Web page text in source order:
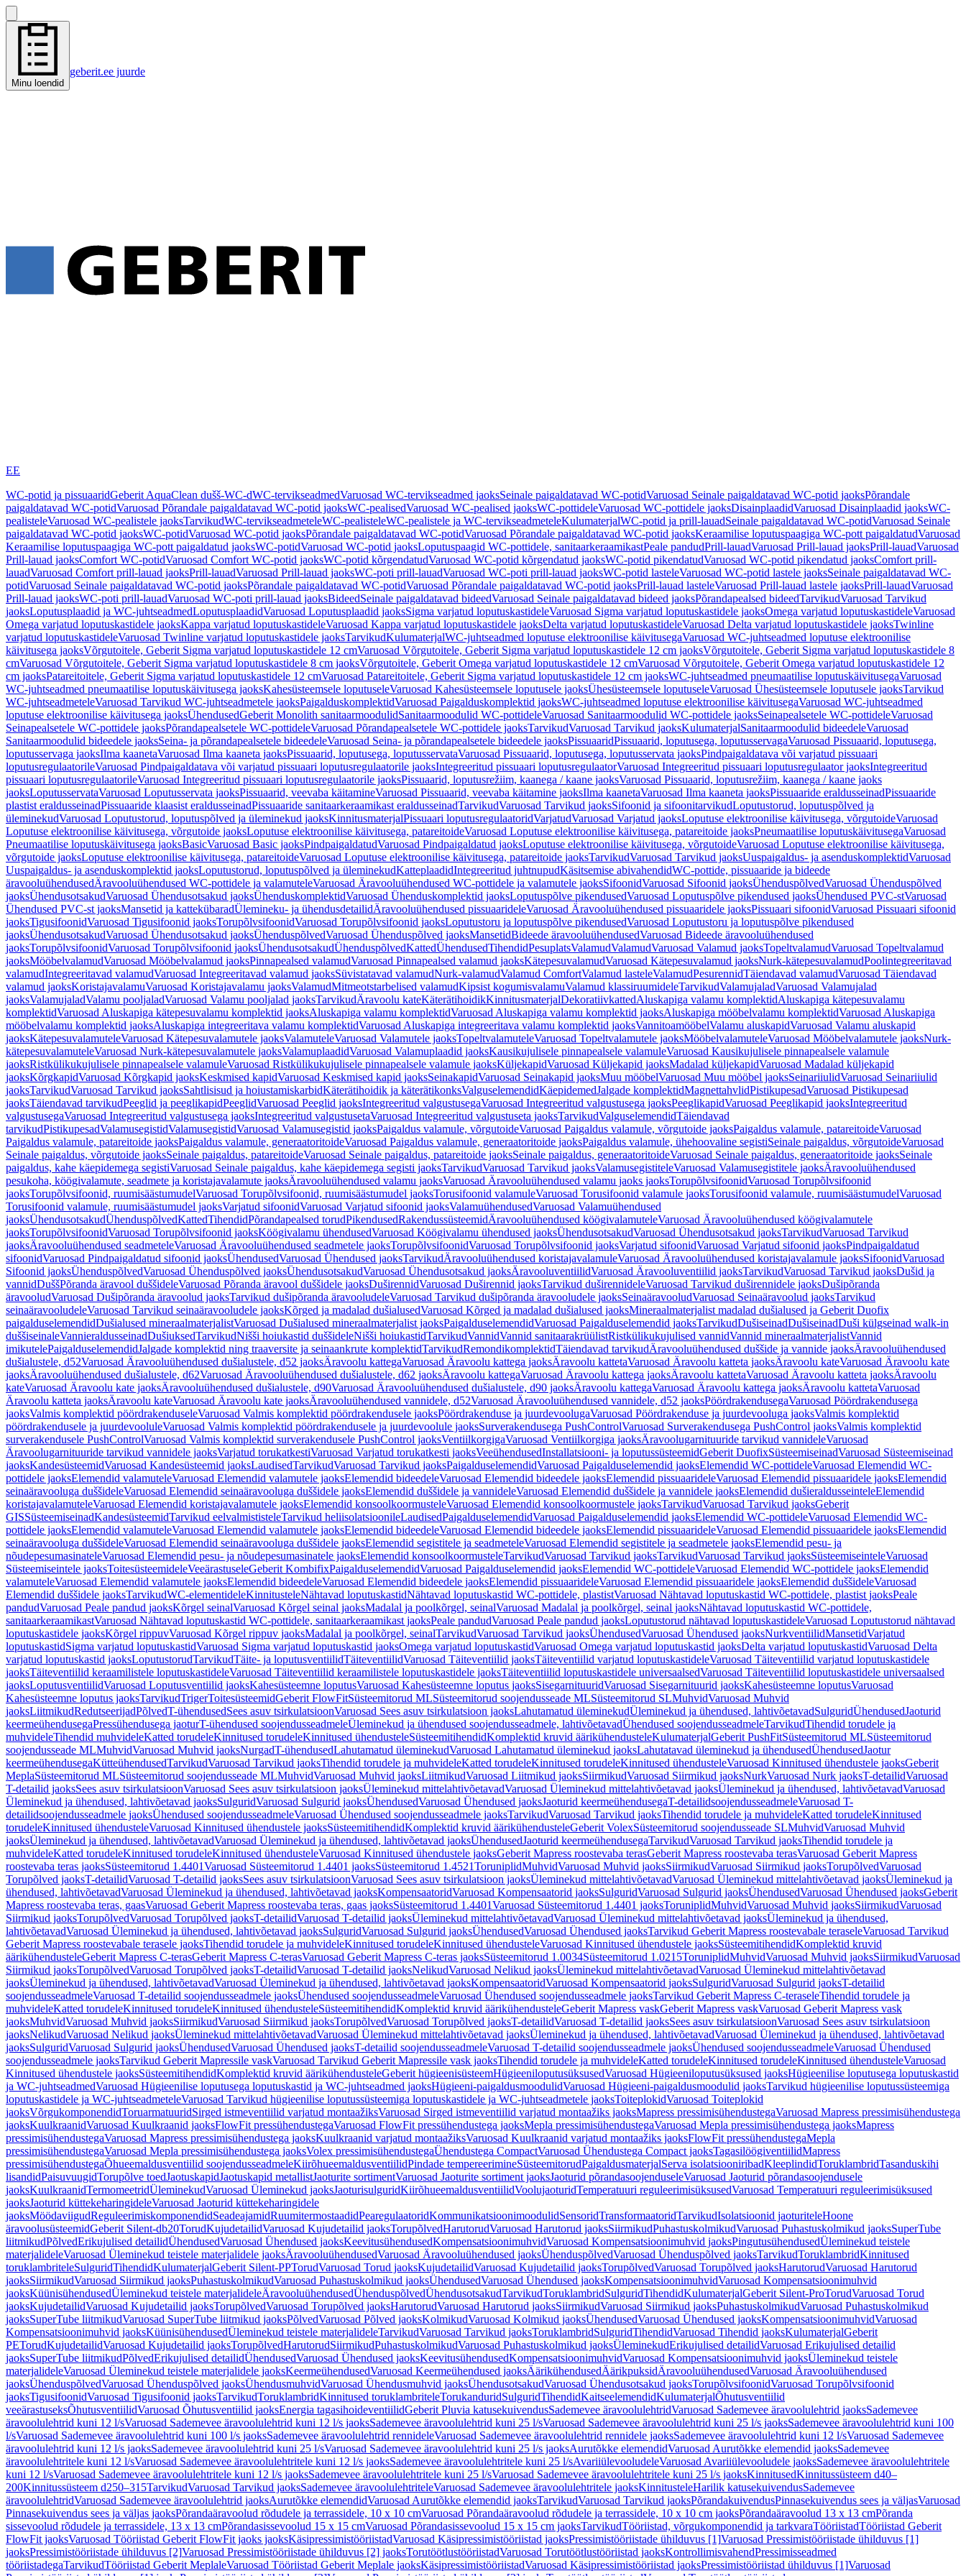
Minu loendid
geberit.ee juurde
EE
WC-potid ja pissuaaridGeberit AquaClean dušš-WC-dWC-tervikseadmedVaruosad WC-tervikseadmed jaoksSeinale paigaldatavad WC-potidVaruosad Seinale paigaldatavad WC-potid jaoksPõrandale
paigaldatavad WC-potidVaruosad Põrandale paigaldatavad WC-potid jaoksWC-pealisedVaruosad WC-pealised jaoksWC-pottideleVaruosad WC-pottidele jaoksDisainplaadidVaruosad Disainplaadid jaoksWC-
pealisteleVaruosad WC-pealistele jaoksTarvikudWC-tervikseadmeteleWC-pealisteleWC-pealistele ja WC-tervikseadmeteleKulumaterjalWC-potid ja prill-lauadSeinale paigaldatavad WC-potidVaruosad Seinale
paigaldatavad WC-potid jaoksWC-potidVaruosad WC-potid jaoksPõrandale paigaldatavad WC-potidVaruosad Põrandale paigaldatavad WC-potid jaoksKeraamilise loputuspaagiga WC-pott paigaldatudVaruosad
Keraamilise loputuspaagiga WC-pott paigaldatud jaoksWC-potidVaruosad WC-potid jaoksLoputuspaagid WC-pottidele, sanitaarkeraamikastPeale pandudPrill-lauadVaruosad Prill-lauad jaoksPrill-lauadVaruosad
Prill-lauad jaoksComfort WC-potidVaruosad Comfort WC-potid jaoksWC-potid kõrgendatudVaruosad WC-potid kõrgendatud jaoksWC-potid pikendatudVaruosad WC-potid pikendatud jaoksComfort prill-
lauadVaruosad Comfort prill-lauad jaoksPrill-lauadVaruosad Prill-lauad jaoksWC-poti prill-lauadVaruosad WC-poti prill-lauad jaoksWC-potid lasteleVaruosad WC-potid lastele jaoksSeinale paigaldatavad WC-
potidVaruosad Seinale paigaldatavad WC-potid jaoksPõrandale paigaldatavad WC-potidVaruosad Põrandale paigaldatavad WC-potid jaoksPrill-lauad lasteleVaruosad Prill-lauad lastele jaoksPrill-lauadVaruosad
Prill-lauad jaoksWC-poti prill-lauadVaruosad WC-poti prill-lauad jaoksBideedSeinale paigaldatavad bideedVaruosad Seinale paigaldatavad bideed jaoksPõrandapealsed bideedTarvikudVaruosad Tarvikud
jaoksLoputusplaadid ja WC-juhtseadmedLoputusplaadidVaruosad Loputusplaadid jaoksSigma varjatud loputuskastideleVaruosad Sigma varjatud loputuskastidele jaoksOmega varjatud loputuskastideleVaruosad
Omega varjatud loputuskastidele jaoksKappa varjatud loputuskastideleVaruosad Kappa varjatud loputuskastidele jaoksDelta varjatud loputuskastideleVaruosad Delta varjatud loputuskastidele jaoksTwinline
varjatud loputuskastideleVaruosad Twinline varjatud loputuskastidele jaoksTarvikudKulumaterjalWC-juhtseadmed loputuse elektroonilise käivitusegaVaruosad WC-juhtseadmed loputuse elektroonilise
käivitusega jaoksVõrgutoitele, Geberit Sigma varjatud loputuskastidele 12 cmVaruosad Võrgutoitele, Geberit Sigma varjatud loputuskastidele 12 cm jaoksVõrgutoitele, Geberit Sigma varjatud loputuskastidele 8
cmVaruosad Võrgutoitele, Geberit Sigma varjatud loputuskastidele 8 cm jaoksVõrgutoitele, Geberit Omega varjatud loputuskastidele 12 cmVaruosad Võrgutoitele, Geberit Omega varjatud loputuskastidele 12
cm jaoksPatareitoitele, Geberit Sigma varjatud loputuskastidele 12 cmVaruosad Patareitoitele, Geberit Sigma varjatud loputuskastidele 12 cm jaoksWC-juhtseadmed pneumaatilise loputuskäivitusegaVaruosad
WC-juhtseadmed pneumaatilise loputuskäivitusega jaoksKahesüsteemsele loputuseleVaruosad Kahesüsteemsele loputusele jaoksÜhesüsteemsele loputuseleVaruosad Ühesüsteemsele loputusele jaoksTarvikud
WC-juhtseadmeteleVaruosad Tarvikud WC-juhtseadmetele jaoksPaigalduskomplektidVaruosad Paigalduskomplektid jaoksWC-juhtseadmed loputuse elektroonilise käivitusegaVaruosad WC-juhtseadmed
loputuse elektroonilise käivitusega jaoksÜhendusedGeberit Monolith sanitaarmoodulidSanitaarmoodulid WC-pottideleVaruosad Sanitaarmoodulid WC-pottidele jaoksSeinapealsetele WC-pottideleVaruosad
Seinapealsetele WC-pottidele jaoksPõrandapealsetele WC-pottideleVaruosad Põrandapealsetele WC-pottidele jaoksTarvikudVaruosad Tarvikud jaoksKulumaterjalSanitaarmoodulid bideedeleVaruosad
Sanitaarmoodulid bideedele jaoksSeina- ja põrandapealsetele bideedeleVaruosad Seina- ja põrandapealsetele bideedele jaoksPissuaaridPissuaarid, loputusega, loputusservagaVaruosad Pissuaarid, loputusega,
loputusservaga jaoksIlma kaanetaVaruosad Ilma kaaneta jaoksPissuaarid, loputusega, loputusservataVaruosad Pissuaarid, loputusega, loputusservata jaoksPindpaigaldatava või varjatud pissuaari
loputusregulaatorileVaruosad Pindpaigaldatava või varjatud pissuaari loputusregulaatorile jaoksIntegreeritud pissuaari loputusregulaatorVaruosad Integreeritud pissuaari loputusregulaator jaoksIntegreeritud
pissuaari loputusregulaatorileVaruosad Integreeritud pissuaari loputusregulaatorile jaoksPissuaarid, loputusrežiim, kaanega / kaane jaoksVaruosad Pissuaarid, loputusrežiim, kaanega / kaane jaoks
jaoksLoputusservataVaruosad Loputusservata jaoksPissuaarid, veevaba käitamineVaruosad Pissuaarid, veevaba käitamine jaoksIlma kaanetaVaruosad Ilma kaaneta jaoksPissuaaride eraldusseinadPissuaaride
plastist eraldusseinadPissuaaride klaasist eraldusseinadPissuaaride sanitaarkeraamikast eraldusseinadTarvikudVaruosad Tarvikud jaoksSifoonid ja sifoonitarvikudLoputustorud, loputuspõlved ja
üleminekudVaruosad Loputustorud, loputuspõlved ja üleminekud jaoksKinnitusmaterjalPissuaari loputusregulaatoridVarjatudVaruosad Varjatud jaoksLoputuse elektroonilise käivitusega, võrgutoideVaruosad
Loputuse elektroonilise käivitusega, võrgutoide jaoksLoputuse elektroonilise käivitusega, patareitoideVaruosad Loputuse elektroonilise käivitusega, patareitoide jaoksPneumaatilise loputuskäivitusegaVaruosad
Pneumaatilise loputuskäivitusega jaoksBasicVaruosad Basic jaoksPindpaigaldatudVaruosad Pindpaigaldatud jaoksLoputuse elektroonilise käivitusega, võrgutoideVaruosad Loputuse elektroonilise käivitusega,
võrgutoide jaoksLoputuse elektroonilise käivitusega, patareitoideVaruosad Loputuse elektroonilise käivitusega, patareitoide jaoksTarvikudVaruosad Tarvikud jaoksUuspaigaldus- ja asenduskomplektidVaruosad
Uuspaigaldus- ja asenduskomplektid jaoksLoputustorud, loputuspõlved ja üleminekudKatteplaadidIntegreeritud juhtnupudKäsitsemise abivahendidWC-pottide, pissuaaride ja bideede
äravooluühendusedÄravooluühendused WC-pottidele ja valamuteleVaruosad Äravooluühendused WC-pottidele ja valamutele jaoksSifoonidVaruosad Sifoonid jaoksÜhenduspõlvedVaruosad Ühenduspõlved
jaoksÜhendusotsakudVaruosad Ühendusotsakud jaoksÜhenduskomplektidVaruosad Ühenduskomplektid jaoksLoputuspõlve pikendusedVaruosad Loputuspõlve pikendused jaoksÜhendused PVC-stVaruosad
Ühendused PVC-st jaoksMansetid ja kattekübaradÜlemineku- ja ühendusdetailidÄravooluühendused pissuaarideleVaruosad Äravooluühendused pissuaaridele jaoksPissuaari sifoonidVaruosad Pissuaari sifoonid
jaoksTigusifoonidVaruosad Tigusifoonid jaoksTorupõlvsifoonidVaruosad Torupõlvsifoonid jaoksLoputustoru ja loputuspõlve pikendusedVaruosad Loputustoru ja loputuspõlve pikendused
jaoksÜhendusotsakudVaruosad Ühendusotsakud jaoksÜhenduspõlvedVaruosad Ühenduspõlved jaoksMansetidBideede äravooluühendusedVaruosad Bideede äravooluühendused
jaoksTorupõlvsifoonidVaruosad Torupõlvsifoonid jaoksÜhendusotsakudÜhenduspõlvedKattedÜhendusedTihendidPesuplatsValamudValamudVaruosad Valamud jaoksTopeltvalamudVaruosad Topeltvalamud
jaoksMööbelvalamudVaruosad Mööbelvalamud jaoksPinnapealsed valamudVaruosad Pinnapealsed valamud jaoksKätepesuvalamudVaruosad Kätepesuvalamud jaoksNurk-kätepesuvalamudPoolintegreeritavad
valamudIntegreeritavad valamudVaruosad Integreeritavad valamud jaoksSüvistatavad valamudNurk-valamudValamud ComfortValamud lasteleValamudPesurennidTäiendavad valamudVaruosad Täiendavad
valamud jaoksKoristajavalamuVaruosad Koristajavalamu jaoksValamudMitmeotstarbelised valamudKipsist kogumisvalamuValamud klassiruumideleTarvikudValamujaladVaruosad Valamujalad
jaoksValamujaladValamu pooljaladVaruosad Valamu pooljalad jaoksTarvikudÄravoolu kateKäterätihoidikKinnitusmaterjalDekoratiivkattedAluskapiga valamu komplektidAluskapiga kätepesuvalamu
komplektidVaruosad Aluskapiga kätepesuvalamu komplektid jaoksAluskapiga valamu komplektidVaruosad Aluskapiga valamu komplektid jaoksAluskapiga mööbelvalamu komplektidVaruosad Aluskapiga
mööbelvalamu komplektid jaoksAluskapiga integreeritava valamu komplektidVaruosad Aluskapiga integreeritava valamu komplektid jaoksVannitoamööbelValamu aluskapidVaruosad Valamu aluskapid
jaoksKätepesuvalamuteleVaruosad Kätepesuvalamutele jaoksValamuteleVaruosad Valamutele jaoksTopeltvalamuteleVaruosad Topeltvalamutele jaoksMööbelvalamuteleVaruosad Mööbelvalamutele jaoksNurk-
kätepesuvalamuteleVaruosad Nurk-kätepesuvalamutele jaoksValamuplaadidVaruosad Valamuplaadid jaoksKausikujulisele pinnapealsele valamuleVaruosad Kausikujulisele pinnapealsele valamule
jaoksRistkülikukujulisele pinnapealsele valamuleVaruosad Ristkülikukujulisele pinnapealsele valamule jaoksKüljekapidVaruosad Küljekapid jaoksMadalad küljekapidVaruosad Madalad küljekapid
jaoksKõrgkapidVaruosad Kõrgkapid jaoksKeskmised kapidVaruosad Keskmised kapid jaoksSeinakapidVaruosad Seinakapid jaoksMuu mööbelVaruosad Muu mööbel jaoksSeinariiulidVaruosad Seinariiulid
jaoksTarvikudVaruosad Tarvikud jaoksSahtlisisud ja hoiustamiskarbidKäterätihoidik ja käterätikonksValguselemendidKäepidemedJalgade komplektidMagnettahvlidPistikupesadVaruosad Pistikupesad
jaoksTäiendavad tarvikudPeeglid ja peeglikapidPeeglidVaruosad Peeglid jaoksIntegreeritud valgustusegaVaruosad Integreeritud valgustusega jaoksPeeglikapidVaruosad Peeglikapid jaoksIntegreeritud
valgustusegaVaruosad Integreeritud valgustusega jaoksIntegreeritud valgustusetaVaruosad Integreeritud valgustuseta jaoksTarvikudValguselemendidTäiendavad
tarvikudPistikupesadValamusegistidValamusegistidVaruosad Valamusegistid jaoksPaigaldus valamule, võrgutoideVaruosad Paigaldus valamule, võrgutoide jaoksPaigaldus valamule, patareitoideVaruosad
Paigaldus valamule, patareitoide jaoksPaigaldus valamule, generaatoritoideVaruosad Paigaldus valamule, generaatoritoide jaoksPaigaldus valamule, ühehoovaline segistiSeinale paigaldus, võrgutoideVaruosad
Seinale paigaldus, võrgutoide jaoksSeinale paigaldus, patareitoideVaruosad Seinale paigaldus, patareitoide jaoksSeinale paigaldus, generaatoritoideVaruosad Seinale paigaldus, generaatoritoide jaoksSeinale
paigaldus, kahe käepidemega segistiVaruosad Seinale paigaldus, kahe käepidemega segisti jaoksTarvikudVaruosad Tarvikud jaoksValamusegistiteleVaruosad Valamusegistitele jaoksÄravooluühendused
pesukoha, köögivalamute, seadmete ja koristajavalamute jaoksÄravooluühendused valamu jaoksVaruosad Äravooluühendused valamu jaoks jaoksTorupõlvsifoonidVaruosad Torupõlvsifoonid
jaoksTorupõlvsifoonid, ruumisäästumudelVaruosad Torupõlvsifoonid, ruumisäästumudel jaoksTorusifoonid valamuleVaruosad Torusifoonid valamule jaoksTorusifoonid valamule, ruumisäästumudelVaruosad
Torusifoonid valamule, ruumisäästumudel jaoksVarjatud sifoonidVaruosad Varjatud sifoonid jaoksValamuühendusedVaruosad Valamuühendused
jaoksÜhendusotsakudÜhenduspõlvedKattedTihendidPõrandapealsed torudPikendusedRakendussüsteemidÄravooluühendused köögivalamuteleVaruosad Äravooluühendused köögivalamutele
jaoksTorupõlvsifoonidVaruosad Torupõlvsifoonid jaoksKöögivalamu ühendusedVaruosad Köögivalamu ühendused jaoksÜhendusotsakudVaruosad Ühendusotsakud jaoksTarvikudVaruosad Tarvikud
jaoksÄravooluühendused seadmeteleVaruosad Äravooluühendused seadmetele jaoksTorupõlvsifoonidVaruosad Torupõlvsifoonid jaoksVarjatud sifoonidVaruosad Varjatud sifoonid jaoksPindpaigaldatud
sifoonidVaruosad Pindpaigaldatud sifoonid jaoksÜhendusedVaruosad Ühendused jaoksTarvikudÄravooluühendused koristajavalamuleVaruosad Äravooluühendused koristajavalamule jaoksSifoonidVaruosad
Sifoonid jaoksÜhenduspõlvedVaruosad Ühenduspõlved jaoksÜhendusotsakudVaruosad Ühendusotsakud jaoksÄravooluventiilidVaruosad Äravooluventiilid jaoksTarvikudVaruosad Tarvikud jaoksDušid ja
vannidDuššPõranda äravool duššideleVaruosad Põranda äravool duššidele jaoksDuširennidVaruosad Duširennid jaoksTarvikud duširennideleVaruosad Tarvikud duširennidele jaoksDušipõranda
äravooludVaruosad Dušipõranda äravoolud jaoksTarvikud dušipõranda äravooludeleVaruosad Tarvikud dušipõranda äravooludele jaoksSeinaäravooludVaruosad Seinaäravoolud jaoksTarvikud
seinaäravooludeleVaruosad Tarvikud seinaäravooludele jaoksKõrged ja madalad dušialusedVaruosad Kõrged ja madalad dušialused jaoksMineraalmaterjalist madalad dušialused ja Geberit Duofix
paigalduselemendidDušialused mineraalmaterjalistVaruosad Dušialused mineraalmaterjalist jaoksPaigalduselemendidVaruosad Paigalduselemendid jaoksTarvikudDušiseinadDušiseinadDuši külgseinad walk-in
duššiseinaleVannieraldusseinadDušiuksedTarvikudNišši hoiukastid duššideleNišši hoiukastidTarvikudVannidVannid sanitaarakrüülistRistkülikukujulised vannidVannid mineraalmaterjalistVannid
imikutelePaigalduselemendidJalgade komplektid ning traaversite ja seinaankrute komplektidTarvikudRemondikomplektidTäiendavad tarvikudÄravooluühendused duššide ja vannide jaoksÄravooluühendused
dušialustele, d52Varuosad Äravooluühendused dušialustele, d52 jaoksÄravoolu kattegaVaruosad Äravoolu kattega jaoksÄravoolu kattetaVaruosad Äravoolu katteta jaoksÄravoolu kateVaruosad Äravoolu kate
jaoksÄravooluühendused dušialustele, d62Varuosad Äravooluühendused dušialustele, d62 jaoksÄravoolu kattegaVaruosad Äravoolu kattega jaoksÄravoolu kattetaVaruosad Äravoolu katteta jaoksÄravoolu
kateVaruosad Äravoolu kate jaoksÄravooluühendused dušialustele, d90Varuosad Äravooluühendused dušialustele, d90 jaoksÄravoolu kattegaVaruosad Äravoolu kattega jaoksÄravoolu kattetaVaruosad
Äravoolu katteta jaoksÄravoolu kateVaruosad Äravoolu kate jaoksÄravooluühendused vannidele, d52Varuosad Äravooluühendused vannidele, d52 jaoksPöördrakendusegaVaruosad Pöördrakendusega
jaoksValmis komplektid pöördrakenduseleVaruosad Valmis komplektid pöördrakendusele jaoksPöördrakenduse ja juurdevoolugaVaruosad Pöördrakenduse ja juurdevooluga jaoksValmis komplektid
pöördrakendusele ja juurdevooluleVaruosad Valmis komplektid pöördrakendusele ja juurdevoolule jaoksSurverakendusega PushControlVaruosad Surverakendusega PushControl jaoksValmis komplektid
surverakendusele PushControlVaruosad Valmis komplektid surverakendusele PushControl jaoksVentiilkorgigaVaruosad Ventiilkorgiga jaoksÄravoolugarnituuride tarvikud vannideleVaruosad
Äravoolugarnituuride tarvikud vannidele jaoksVarjatud torukatkestiVaruosad Varjatud torukatkesti jaoksVeeühendusedInstallatsiooni- ja loputussüsteemidGeberit DuofixSüsteemiseinadVaruosad Süsteemiseinad
jaoksKandesüsteemidVaruosad Kandesüsteemid jaoksLaudisedTarvikudVaruosad Tarvikud jaoksPaigalduselemendidVaruosad Paigalduselemendid jaoksElemendid WC-pottideleVaruosad Elemendid WC-
pottidele jaoksElemendid valamuteleVaruosad Elemendid valamutele jaoksElemendid bideedeleVaruosad Elemendid bideedele jaoksElemendid pissuaarideleVaruosad Elemendid pissuaaridele jaoksElemendid
seinaäravooluga duššideleVaruosad Elemendid seinaäravooluga duššidele jaoksElemendid duššidele ja vannideleVaruosad Elemendid duššidele ja vannidele jaoksElemendid dušieraldusseinteleElemendid
koristajavalamuteleVaruosad Elemendid koristajavalamutele jaoksElemendid konsoolkoormusteleVaruosad Elemendid konsoolkoormustele jaoksTarvikudVaruosad Tarvikud jaoksGeberit
GISSüsteemiseinadKandesüsteemidTarvikud eelvalmististeleTarvikud heliisolatsioonileLaudisedPaigalduselemendidVaruosad Paigalduselemendid jaoksElemendid WC-pottideleVaruosad Elemendid WC-
pottidele jaoksElemendid valamuteleVaruosad Elemendid valamutele jaoksElemendid bideedeleVaruosad Elemendid bideedele jaoksElemendid pissuaarideleVaruosad Elemendid pissuaaridele jaoksElemendid
seinaäravooluga duššideleVaruosad Elemendid seinaäravooluga duššidele jaoksElemendid segistitele ja seadmeteleVaruosad Elemendid segistitele ja seadmetele jaoksElemendid pesu- ja
nõudepesumasinateleVaruosad Elemendid pesu- ja nõudepesumasinatele jaoksElemendid konsoolkoormusteleTarvikudVaruosad Tarvikud jaoksTarvikudVaruosad Tarvikud jaoksSüsteemiseinteleVaruosad
Süsteemiseintele jaoksToitesüsteemideleVeeärastuseleGeberit KombifixPaigalduselemendidVaruosad Paigalduselemendid jaoksElemendid WC-pottideleVaruosad Elemendid WC-pottidele jaoksElemendid
valamuteleVaruosad Elemendid valamutele jaoksElemendid bideedeleVaruosad Elemendid bideedele jaoksElemendid pissuaarideleVaruosad Elemendid pissuaaridele jaoksElemendid duššideleVaruosad
Elemendid duššidele jaoksTarvikudWC-elementideleKinnitusteleNähtavad loputuskastidNähtavad loputuskastid WC-pottidele, plastistVaruosad Nähtavad loputuskastid WC-pottidele, plastist jaoksPeale
pandudVaruosad Peale pandud jaoksKõrgel seinalVaruosad Kõrgel seinal jaoksMadalal ja poolkõrgel, seinalVaruosad Madalal ja poolkõrgel, seinal jaoksNähtavad loputuskastid WC-pottidele,
sanitaarkeraamikastVaruosad Nähtavad loputuskastid WC-pottidele, sanitaarkeraamikast jaoksPeale pandudVaruosad Peale pandud jaoksLoputustorud nähtavad loputuskastideleVaruosad Loputustorud nähtavad
loputuskastidele jaoksKõrgel rippuvVaruosad Kõrgel rippuv jaoksMadalal ja poolkõrgel, seinalTarvikudVaruosad Tarvikud jaoksÜhendusedVaruosad Ühendused jaoksNurkventiilidMansetidVarjatud
loputuskastidSigma varjatud loputuskastidVaruosad Sigma varjatud loputuskastid jaoksOmega varjatud loputuskastidVaruosad Omega varjatud loputuskastid jaoksDelta varjatud loputuskastidVaruosad Delta
varjatud loputuskastid jaoksLoputustorudTarvikudTäite- ja loputusventiilidTäiteventiilidVaruosad Täiteventiilid jaoksTäiteventiilid varjatud loputuskastideleVaruosad Täiteventiilid varjatud loputuskastidele
jaoksTäiteventiilid keraamilistele loputuskastideleVaruosad Täiteventiilid keraamilistele loputuskastidele jaoksTäiteventiilid loputuskastidele universaalsedVaruosad Täiteventiilid loputuskastidele universaalsed
jaoksLoputusventiilidVaruosad Loputusventiilid jaoksKahesüsteemne loputusVaruosad Kahesüsteemne loputus jaoksSisegarnituuridVaruosad Sisegarnituurid jaoksKahesüsteemne loputusVaruosad
Kahesüsteemne loputus jaoksTarvikudTrigerToitesüsteemidGeberit FlowFitSüsteemitorud MLSüsteemitorud soojendusseade MLSüsteemitorud SLMuhvidVaruosad Muhvid
jaoksLiitmikudRedutseerijadPõlvedT-ühendusedSees asuv tsirkulatsioonVaruosad Sees asuv tsirkulatsioon jaoksLahutamatud üleminekudÜleminekud ja ühendused, lahtivõetavadSulguridÜhendusedJaoturid
keermeühendusegaPressühendusega jaoturT-ühendused soojendusseadmeleÜleminekud ja ühendused soojendusseadmele, lahtivõetavadÜhendused soojendusseadmeleTarvikudTihendid torudele ja
muhvideleTihendid muhvideleKatted torudeleKinnitused torudeleKinnitused ühendusteleSüsteemitihendidKomplektid kruvid äärikühendusteleKulumaterjalGeberit PushFitSüsteemitorud MLSüsteemitorud
soojendusseade MLMuhvidVaruosad Muhvid jaoksNurgadT-ühendusedLahutamatud üleminekudVaruosad Lahutamatud üleminekud jaoksLahutatavad üleminekud ja ühendusedÜhendusedJaotur
keermeühendusegaKütteühendusedTarvikudVaruosad Tarvikud jaoksTihendid torudele ja muhvideleKatted torudeleKinnitused torudeleKinnitused ühendusteleVaruosad Kinnitused ühendustele jaoksGeberit
MeplaSüsteemitorud MLSüsteemitorud soojendusseade MLMuhvidVaruosad Muhvid jaoksLiitmikudVaruosad Liitmikud jaoksSiirmikudVaruosad Siirmikud jaoksNurkVaruosad Nurk jaoksT-detailidVaruosad
T-detailid jaoksSees asuv tsirkulatsioonVaruosad Sees asuv tsirkulatsioon jaoksÜleminekud mittelahtivõetavadVaruosad Üleminekud mittelahtivõetavad jaoksÜleminekud ja ühendused, lahtivõetavadVaruosad
Üleminekud ja ühendused, lahtivõetavad jaoksSulguridVaruosad Sulgurid jaoksÜhendusedVaruosad Ühendused jaoksJaoturid keermeühendusegaT-detailidsoojendusseadmeleVaruosad T-
detailidsoojendusseadmele jaoksÜhendused soojendusseadmeleVaruosad Ühendused soojendusseadmele jaoksTarvikudVaruosad Tarvikud jaoksTihendid torudele ja muhvideleKatted torudeleKinnitused
torudeleKinnitused ühendusteleVaruosad Kinnitused ühendustele jaoksSüsteemitihendidKomplektid kruvid äärikühendusteleGeberit VolexSüsteemitorud soojendusseade SLMuhvidVaruosad Muhvid
jaoksÜleminekud ja ühendused, lahtivõetavadVaruosad Üleminekud ja ühendused, lahtivõetavad jaoksÜhendusedJaoturid keermeühendusegaTarvikudVaruosad Tarvikud jaoksTihendid torudele ja
muhvideleKatted torudeleKinnitused torudeleKinnitused ühendusteleVaruosad Kinnitused ühendustele jaoksGeberit Mapress roostevaba terasGeberit Mapress roostevaba terasVaruosad Geberit Mapress
roostevaba teras jaoksSüsteemitorud 1.4401Varuosad Süsteemitorud 1.4401 jaoksSüsteemitorud 1.4521ToruniplidMuhvidVaruosad Muhvid jaoksSiirmikudVaruosad Siirmikud jaoksTorupõlvedVaruosad
Torupõlved jaoksT-detailidVaruosad T-detailid jaoksSees asuv tsirkulatsioonVaruosad Sees asuv tsirkulatsioon jaoksÜleminekud mittelahtivõetavadVaruosad Üleminekud mittelahtivõetavad jaoksÜleminekud ja
ühendused, lahtivõetavadVaruosad Üleminekud ja ühendused, lahtivõetavad jaoksKompensaatoridVaruosad Kompensaatorid jaoksSulguridVaruosad Sulgurid jaoksÜhendusedVaruosad Ühendused jaoksGeberit
Mapress roostevaba teras, gaasVaruosad Geberit Mapress roostevaba teras, gaas jaoksSüsteemitorud 1.4401Varuosad Süsteemitorud 1.4401 jaoksToruniplidMuhvidVaruosad Muhvid jaoksSiirmikudVaruosad
Siirmikud jaoksTorupõlvedVaruosad Torupõlved jaoksT-detailidVaruosad T-detailid jaoksÜleminekud mittelahtivõetavadVaruosad Üleminekud mittelahtivõetavad jaoksÜleminekud ja ühendused,
lahtivõetavadVaruosad Üleminekud ja ühendused, lahtivõetavad jaoksSulguridVaruosad Sulgurid jaoksÜhendusedVaruosad Ühendused jaoksTarvikud Geberit Mapress roostevabale teraseleVaruosad Tarvikud
Geberit Mapress roostevabale terasele jaoksTihendid torudele ja muhvideleKinnitused torudeleKinnitused ühendusteleVaruosad Kinnitused ühendustele jaoksSüsteemitihendidKomplektid kruvid
äärikühendusteleGeberit Mapress C-terasGeberit Mapress C-terasVaruosad Geberit Mapress C-teras jaoksSüsteemitorud 1.0034Süsteemitorud 1.0215ToruniplidMuhvidVaruosad Muhvid jaoksSiirmikudVaruosad
Siirmikud jaoksTorupõlvedVaruosad Torupõlved jaoksT-detailidVaruosad T-detailid jaoksNelikudVaruosad Nelikud jaoksÜleminekud mittelahtivõetavadVaruosad Üleminekud mittelahtivõetavad
jaoksÜleminekud ja ühendused, lahtivõetavadVaruosad Üleminekud ja ühendused, lahtivõetavad jaoksKompensaatoridVaruosad Kompensaatorid jaoksSulguridVaruosad Sulgurid jaoksT-detailid
soojendusseadmeleVaruosad T-detailid soojendusseadmele jaoksÜhendused soojendusseadmeleVaruosad Ühendused soojendusseadmele jaoksTarvikud Geberit Mapress C-teraseleTihendid torudele ja
muhvideleKatted torudeleKinnitused torudeleKinnitused ühendusteleSüsteemitihendidKomplektid kruvid äärikühendusteleGeberit Mapress vaskGeberit Mapress vaskVaruosad Geberit Mapress vask
jaoksMuhvidVaruosad Muhvid jaoksSiirmikudVaruosad Siirmikud jaoksTorupõlvedVaruosad Torupõlved jaoksT-detailidVaruosad T-detailid jaoksSees asuv tsirkulatsioonVaruosad Sees asuv tsirkulatsioon
jaoksNelikudVaruosad Nelikud jaoksÜleminekud mittelahtivõetavadVaruosad Üleminekud mittelahtivõetavad jaoksÜleminekud ja ühendused, lahtivõetavadVaruosad Üleminekud ja ühendused, lahtivõetavad
jaoksSulguridVaruosad Sulgurid jaoksÜhendusedVaruosad Ühendused jaoksT-detailid soojendusseadmeleVaruosad T-detailid soojendusseadmele jaoksÜhendused soojendusseadmeleVaruosad Ühendused
soojendusseadmele jaoksTarvikud Geberit Mapressile vaskVaruosad Tarvikud Geberit Mapressile vask jaoksTihendid torudele ja muhvideleKatted torudeleKinnitused torudeleKinnitused ühendusteleVaruosad
Kinnitused ühendustele jaoksSüsteemitihendidKomplektid kruvid äärikühendusteleGeberit hügieenisüsteemHügieeniloputusüksusedVaruosad Hügieeniloputusüksused jaoksHügieenilise loputusega loputuskastid
ja WC-juhtseadmedVaruosad Hügieenilise loputusega loputuskastid ja WC-juhtseadmed jaoksHügieeni-paigaldusmoodulidVaruosad Hügieeni-paigaldusmoodulid jaoksTarvikud hügieenilise loputussüsteemiga
loputuskastidele ja WC-juhtseadmeteleVaruosad Tarvikud hügieenilise loputussüsteemiga loputuskastidele ja WC-juhtseadmetele jaoksToiteplokidVaruosad Toiteplokid
jaoksVõrgukomponendidToruarmatuuridSirged istmeventiilid varjatud montaažiksVaruosad Sirged istmeventiilid varjatud montaažiks jaoksMapress pressimisühendustegaVaruosad Mapress pressimisühendustega
jaoksKuulkraanidVaruosad Kuulkraanid jaoksFlowFit pressühendustegaVaruosad FlowFit pressühendustega jaoksMepla pressimisühendustegaVaruosad Mepla pressimisühendustega jaoksMapress
pressimisühendustegaVaruosad Mapress pressimisühendustega jaoksKuulkraanid varjatud montaažiksVaruosad Kuulkraanid varjatud montaažiks jaoksFlowFit pressühendustegaMepla
pressimisühendustegaVaruosad Mepla pressimisühendustega jaoksVolex pressimisühendustegaÜhendustega CompactVaruosad Ühendustega Compact jaoksTagasilöögiventiilidMapress
pressimisühendustegaÕhueemaldusventiilid soojendusseadmeleKiirõhueemaldusventiilidPindade tempereerimineSüsteemitorudPaigaldusmaterjalServa isolatsiooniribadKleeplindidToruklambridTasanduskihi
lisandidPaisuvuugidTorupõlve toedJaotuskapidJaotuskapid metallistJaoturite sortimentVaruosad Jaoturite sortiment jaoksJaoturid põrandasoojenduseleVaruosad Jaoturid põrandasoojendusele
jaoksKuulkraanidTermomeetridÜleminekudVaruosad Üleminekud jaoksJaoturisulguridKiirõhueemaldusventiilidVoolujaoturidTemperatuuri reguleerimisüksusedVaruosad Temperatuuri reguleerimisüksused
jaoksJaoturid küttekeharingideleVaruosad Jaoturid küttekeharingidele
jaoksMöödaviigudReguleerimiskomponendidSeadeajamidRuumitermostaadidPearegulaatoridKommunikatsioonimoodulidSensoridTransformaatoridTarvikudIsolatsioonid jaoturiteleHoone
äravoolusüsteemidGeberit Silent-db20TorudKujudetailidVaruosad Kujudetailid jaoksTorupõlvedHarutorudVaruosad Harutorud jaoksSiirmikudPuhastuskolmikudVaruosad Puhastuskolmikud jaoksSuperTube
liitmikudPõlvedErikujulised detailidÜhendusedVaruosad Ühendused jaoksKeevitusühendusedKompensatsioonimuhvidVaruosad Kompensatsioonimuhvid jaoksPingutusühendusedÜleminekud teistele
materjalideleVaruosad Üleminekud teistele materjalidele jaoksÄravooluühendusedVaruosad Äravooluühendused jaoksÜhenduspõlvedVaruosad Ühenduspõlved jaoksTarvikudToruklambridKinnitused
toruklambriteleSulguridTihendidKulumaterjalGeberit Silent-PPTorudVaruosad Torud jaoksKujudetailidVaruosad Kujudetailid jaoksTorupõlvedVaruosad Torupõlved jaoksHarutorudVaruosad Harutorud
jaoksSiirmikudVaruosad Siirmikud jaoksPuhastuskolmikudVaruosad Puhastuskolmikud jaoksÜhendusedVaruosad Ühendused jaoksKompensatsioonimuhvidVaruosad Kompensatsioonimuhvid
jaoksKüünisühendusedÜleminekud teistele materjalideleÄravooluühendusedÜhenduspõlvedÜhendusotsakudTarvikudToruklambridSulguridTihendidKulumaterjalGeberit Silent-ProTorudVaruosad Torud
jaoksKujudetailidVaruosad Kujudetailid jaoksTorupõlvedVaruosad Torupõlved jaoksHarutorudVaruosad Harutorud jaoksSiirmikudVaruosad Siirmikud jaoksPuhastuskolmikudVaruosad Puhastuskolmikud
jaoksSuperTube liitmikudVaruosad SuperTube liitmikud jaoksPõlvedVaruosad Põlved jaoksKolmikudVaruosad Kolmikud jaoksÜhendusedVaruosad Ühendused jaoksKompensatsioonimuhvidVaruosad
Kompensatsioonimuhvid jaoksKüünisühendusedÜleminekud teistele materjalideleTarvikudVaruosad Tarvikud jaoksToruklambridSulguridTihendidVaruosad Tihendid jaoksKulumaterjalGeberit
PETorudKujudetailidVaruosad Kujudetailid jaoksTorupõlvedHarutorudSiirmikudPuhastuskolmikudVaruosad Puhastuskolmikud jaoksÜleminekudErikujulised detailidVaruosad Erikujulised detailid
jaoksSuperTube liitmikudPõlvedErikujulised detailidÜhendusedVaruosad Ühendused jaoksKeevitusühendusedKompensatsioonimuhvidVaruosad Kompensatsioonimuhvid jaoksÜleminekud teistele
materjalideleVaruosad Üleminekud teistele materjalidele jaoksKeermeühendusedVaruosad Keermeühendused jaoksÄärikühendusedÄärikpuksidÄravooluühendusedVaruosad Äravooluühendused
jaoksÜhenduspõlvedVaruosad Ühenduspõlved jaoksÜhendusmuhvidVaruosad Ühendusmuhvid jaoksÜhendusotsakudVaruosad Ühendusotsakud jaoksTorupõlvsifoonidVaruosad Torupõlvsifoonid
jaoksTigusifoonidVaruosad Tigusifoonid jaoksTarvikudToruklambridKinnitused toruklambriteleTorukanduridSulguridTihendidKaitseelemendidKulumaterjalÕhutusventiilid
veeärastuseksÕhutusventiilidVaruosad Õhutusventiilid jaoksEnergia tagasihoideventiilidGeberit Pluvia katusekuivendusSademevee äravoolulehtridVaruosad Sademevee äravoolulehtrid jaoksSademevee
äravoolulehtrid kuni 12 l/sVaruosad Sademevee äravoolulehtrid kuni 12 l/s jaoksSademevee äravoolulehtrid kuni 25 l/sVaruosad Sademevee äravoolulehtrid kuni 25 l/s jaoksSademevee äravoolulehtrid kuni 100
l/sVaruosad Sademevee äravoolulehtrid kuni 100 l/s jaoksSademevee äravoolulehtrid rennideleVaruosad Sademevee äravoolulehtrid rennidele jaoksSademevee äravoolulehtrid kuni 12 l/sVaruosad Sademevee
äravoolulehtrid kuni 12 l/s jaoksSademevee äravoolulehtrid kuni 25 l/sVaruosad Sademevee äravoolulehtrid kuni 25 l/s jaoksAurutõkke elemendidVaruosad Aurutõkke elemendid jaoksSademevee
äravoolulehtritele kuni 12 l/sVaruosad Sademevee äravoolulehtritele kuni 12 l/s jaoksSademevee äravoolulehtritele kuni 25 l/sAvariiülevooludeleVaruosad Avariiülevooludele jaoksSademevee äravoolulehtritele
kuni 12 l/sVaruosad Sademevee äravoolulehtritele kuni 12 l/s jaoksSademevee äravoolulehtritele kuni 25 l/sVaruosad Sademevee äravoolulehtritele kuni 25 l/s jaoksKinnitusedKinnitussüsteem d40–
200Kinnitussüsteem d250–315TarvikudVaruosad Tarvikud jaoksSademevee äravoolulehtriteleVaruosad Sademevee äravoolulehtritele jaoksKinnitusteleHarilik katusekuivendusSademevee
äravoolulehtridVaruosad Sademevee äravoolulehtrid jaoksAurutõkke elemendidVaruosad Aurutõkke elemendid jaoksTarvikudVaruosad Tarvikud jaoksPõrandakuivendusPinnasekuivendus sees ja väljasVaruosad
Pinnasekuivendus sees ja väljas jaoksPõrandaäravoolud rõdudele ja terrassidele, 10 x 10 cmVaruosad Põrandaäravoolud rõdudele ja terrassidele, 10 x 10 cm jaoksPõrandaäravoolud 13 x 13 cmPõranda
sissevoolud rõdudele ja terrassidele, 13 x 13 cmPõrandasissevoolud 15 x 15 cmVaruosad Põrandasissevoolud 15 x 15 cm jaoksTarvikudTööriistad, võrgukomponendid ja tarkvaraTööriistadTööriistad Geberit
FlowFit jaoksVaruosad Tööriistad Geberit FlowFit jaoks jaoksKäsipressimistööriistadVaruosad Käsipressimistööriistad jaoksPressimistööriistade ühilduvus [1]Varuosad Pressimistööriistade ühilduvus [1]
jaoksPressimistööriistade ühilduvus [2]Varuosad Pressimistööriistade ühilduvus [2] jaoksTorutöötlustööriistadVaruosad Torutöötlustööriistad jaoksKontrollimisvahendPressimisseadmed
tööriistadegaTarvikudTööriistad Geberit MeplaleVaruosad Tööriistad Geberit Meplale jaoksKäsipressimistööriistadVaruosad Käsipressimistööriistad jaoksPressimistööriistad ühilduvus [1]Varuosad